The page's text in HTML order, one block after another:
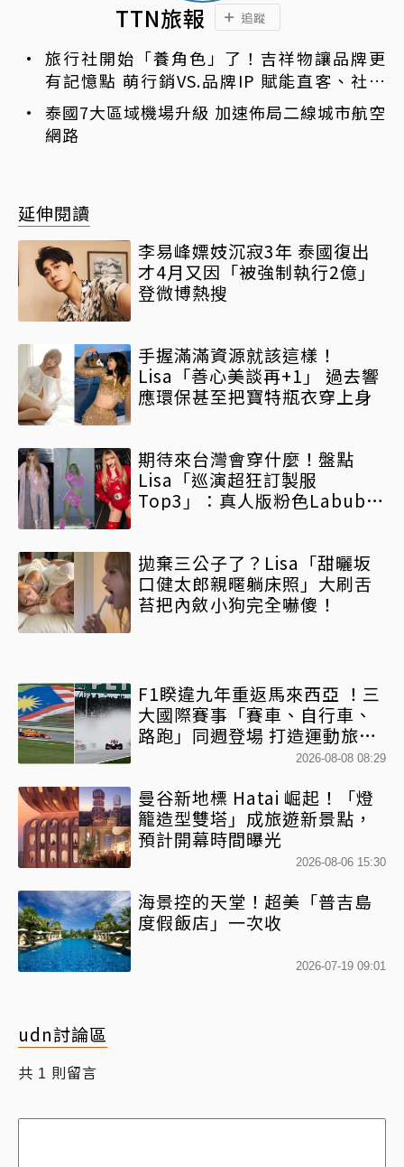
TTN旅報 追蹤
旅行社開始「養角色」了！吉祥物讓品牌更
有記憶點 萌行銷VS.品牌IP 賦能直客、社群
與服務新動能
泰國7大區域機場升級 加速佈局二線城市航空
網路
延伸閱讀
李易峰嫖妓沉寂3年 泰國復出
才4月又因「被強制執行2億」
登微博熱搜
手握滿滿資源就該這樣！
Lisa「善心美談再+1」 過去響
應環保甚至把寶特瓶衣穿上身
期待來台灣會穿什麼！盤點
Lisa「巡演超狂訂製服
Top3」：真人版粉色Labubu
拋棄三公子了？Lisa「甜曬坂
口健太郎親暱躺床照」大刷舌
苔把內斂小狗完全嚇傻！
F1睽違九年重返馬來西亞 ！三
大國際賽事「賽車、自行車、
路跑」同週登場 打造運動旅遊
2026-08-08 08:29
曼谷新地標 Hatai 崛起！「燈
籠造型雙塔」成旅遊新景點，
預計開幕時間曝光
2026-08-06 15:30
海景控的天堂！超美「普吉島
度假飯店」一次收
2026-07-19 09:01
udn討論區
共 1 則留言